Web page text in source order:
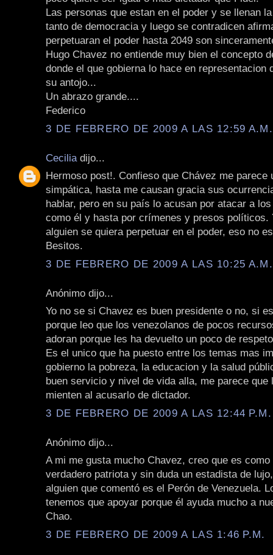
Las personas que estan en el poder y se llenan
tanto de democracia y luego se contradicen
perpetuaran el poder hasta 2049 son
Hugo Chavez no entiende muy bien el concepto
donde el que gobierna lo hace en representacion
su antojo...
Un abrazo grande....
Federico
3 DE FEBRERO DE 2009 A LAS 12:59 A.M.
Cecilia dijo...
Hermoso post!. Confieso que Chávez me parece
simpática, hasta me causan gracia sus
hablar, pero en su país lo acusan por atacar a
como él y hasta por crímenes y presos políticos.
alguien se quiera perpetuar en el poder, eso no
Besitos.
3 DE FEBRERO DE 2009 A LAS 10:25 A.M.
Anónimo dijo...
Yo no se si Chavez es buen presidente o no, si
porque leo que los venezolanos de pocos
adoran porque les ha devuelto un poco de
Es el unico que ha puesto entre los temas mas
gobierno la pobreza, la educacion y la salud
buen servicio y nivel de vida alla, me parece que
mienten al acusarlo de dictador.
3 DE FEBRERO DE 2009 A LAS 12:44 P.M.
Anónimo dijo...
A mi me gusta mucho Chavez, creo que es como
verdadero patriota y sin duda un estadista de
alguien que comentó es el Perón de Venezuela.
tenemos que apoyar porque él ayuda mucho a
Chao.
3 DE FEBRERO DE 2009 A LAS 1:46 P.M.